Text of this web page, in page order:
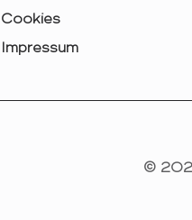
Cookies
Impressum
©